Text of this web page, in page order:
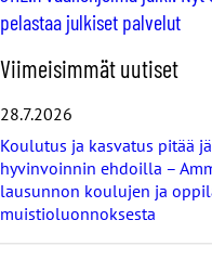
pelastaa julkiset palvelut
O
h
i
t
a
v
i
i
Viimeisimmät uutiset
28.7.2026
Koulutus ja kasvatus pitää
hyvinvoinnin ehdoilla –
lausunnon koulujen ja
muistioluonnoksesta